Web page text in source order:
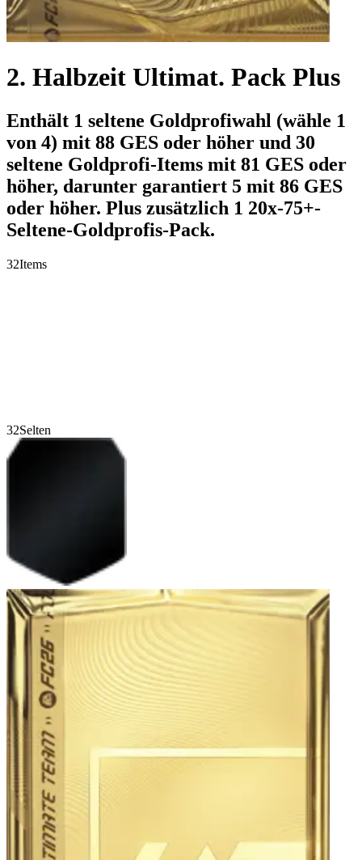
2. Halbzeit Ultimat. Pack Plus
Enthält 1 seltene Goldprofiwahl (wähle 1
von 4) mit 88 GES oder höher und 30
seltene Goldprofi-Items mit 81 GES oder
höher, darunter garantiert 5 mit 86 GES
oder höher. Plus zusätzlich 1 20x-75+-
Seltene-Goldprofis-Pack.
32Items
32Selten